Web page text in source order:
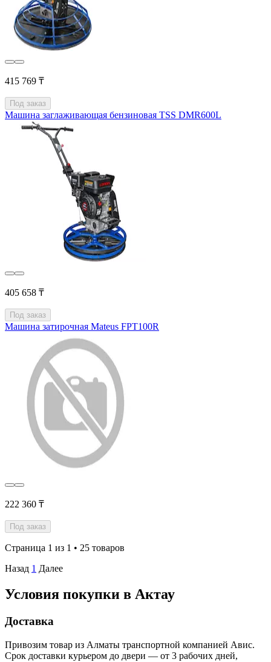
415 769 ₸
Под заказ
Машина заглаживающая бензиновая TSS DMR600L
405 658 ₸
Под заказ
Машина затирочная Mateus FPT100R
222 360 ₸
Под заказ
Страница 1 из 1 • 25 товаров
Назад 1 Далее
Условия покупки в Актау
Доставка
Привозим товар из Алматы транспортной компанией Авис.
Срок доставки курьером до двери — от 3 рабочих дней,